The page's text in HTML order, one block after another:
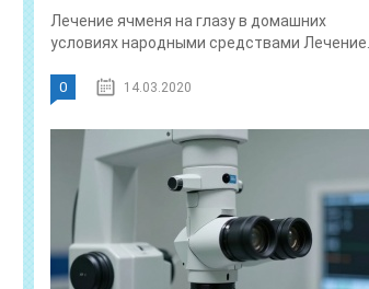
Лечение ячменя на глазу в домашних
условиях народными средствами Лечение...
0 14.03.2020